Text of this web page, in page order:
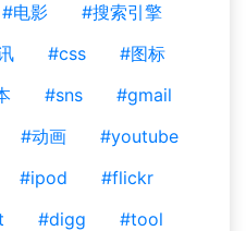
#电影
#搜索引擎
#css
#图标
#sns
#gmail
#动画
#youtube
#ipod
#flickr
#digg
#tool